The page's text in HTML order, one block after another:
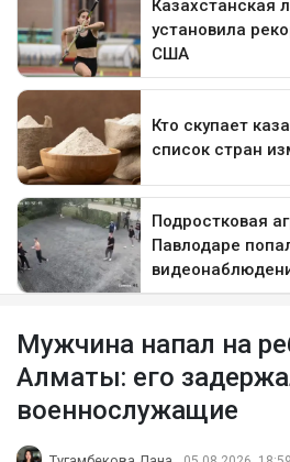
Мужчина напал на
Алматы: его
военнослужащие